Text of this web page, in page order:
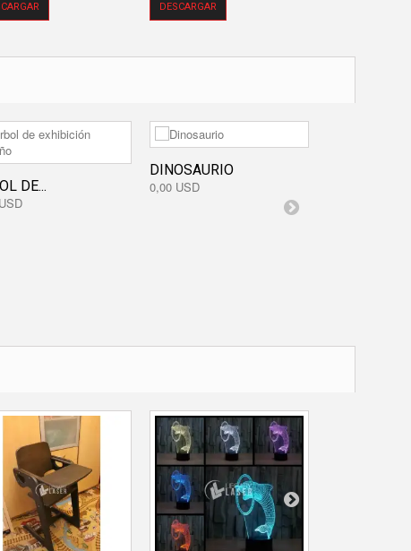
DESCARGAR
DE...
DINOSAURIO
0,00 USD